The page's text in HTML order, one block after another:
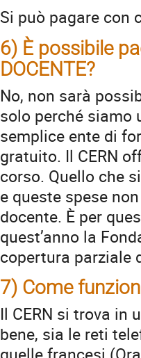
Si può pagare con
6) È possibile
DOCENTE?
No, non sarà
solo perché siamo
semplice ente di
gratuito. Il CERN
corso. Quello che
e queste spese
docente. È per
quest’anno la
copertura parziale
7) Come
Il CERN si trova in
bene, sia le reti